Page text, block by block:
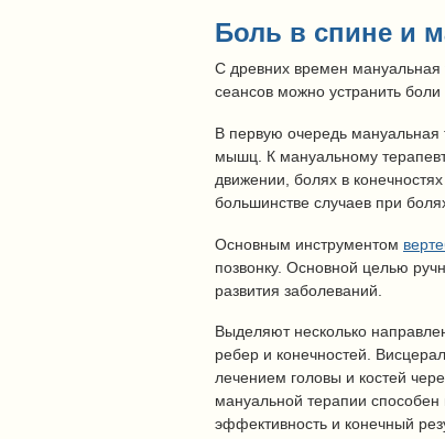
Боль в спине и
С древних времен мануальная
сеансов можно устранить
В первую очередь мануальная
мышц. К мануальному
движении, болях в
большинстве случаев при
Основным инструментом
позвонку. Основной целью
развития заболеваний.
Выделяют несколько
ребер и конечностей.
лечением головы и костей
мануальной терапии
эффективность и конечный